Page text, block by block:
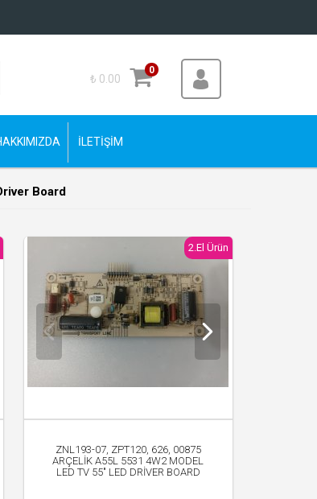
₺ 0.00
0
İLETİŞİM
Board
2.El Ürün
ZNL193-07, ZPT120, 626, 00875
ARÇELİK A55L 5531 4W2 MODEL
LED TV 55" LED DRİVER BOARD